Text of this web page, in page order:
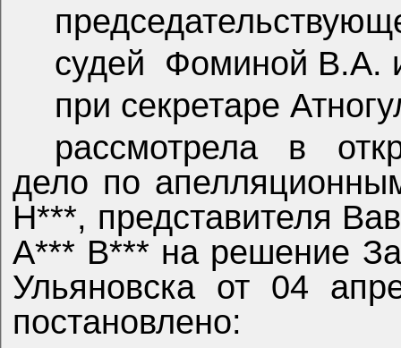
судей
Фоминой В.А.
при секретаре
рассмотрела в
дело по
Н***, представителя
А*** В*** на решение
Ульяновска от 04
постановлено: